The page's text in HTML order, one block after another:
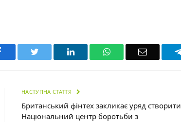
Facebook Twitter LinkedIn WhatsAppEmail
НАСТУПНА СТАТТЯ
Британський фінтех закликає уряд створити
Національний центр боротьби з